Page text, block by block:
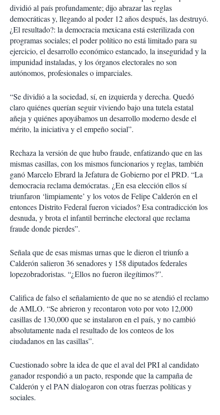
dividió al país profundamente; dijo abrazar las reglas
democráticas y, llegando al poder 12 años después, las destruyó.
¿El resultado?: la democracia mexicana está esterilizada con
programas sociales; el poder político no está limitado para su
ejercicio, el desarrollo económico estancado, la inseguridad y la
impunidad instaladas, y los órganos electorales no son
autónomos, profesionales o imparciales.
“Se dividió a la sociedad, sí, en izquierda y derecha. Quedó
claro quiénes querían seguir viviendo bajo una tutela estatal
añeja y quiénes apoyábamos un desarrollo moderno desde el
mérito, la iniciativa y el empeño social”.
Rechaza la versión de que hubo fraude, enfatizando que en las
mismas casillas, con los mismos funcionarios y reglas, también
ganó Marcelo Ebrard la Jefatura de Gobierno por el PRD. “La
democracia reclama demócratas. ¿En esa elección ellos sí
triunfaron ‘limpiamente’ y los votos de Felipe Calderón en el
entonces Distrito Federal fueron viciados? Esa contradicción los
desnuda, y brota el infantil berrinche electoral que reclama
fraude donde pierdes”.
Señala que de esas mismas urnas que le dieron el triunfo a
Calderón salieron 36 senadores y 158 diputados federales
lopezobradoristas. “¿Ellos no fueron ilegítimos?”.
Califica de falso el señalamiento de que no se atendió el reclamo
de AMLO. “Se abrieron y recontaron voto por voto 12,000
casillas de 130,000 que se instalaron en el país, y no cambió
absolutamente nada el resultado de los conteos de los
ciudadanos en las casillas”.
Cuestionado sobre la idea de que el aval del PRI al candidato
ganador respondió a un pacto, responde que la campaña de
Calderón y el PAN dialogaron con otras fuerzas políticas y
sociales.